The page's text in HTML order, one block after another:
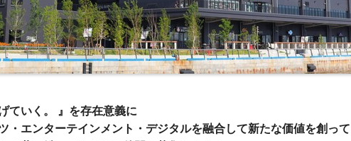
ていく。 』を存在意義に
・エンターテインメント・デジタルを融合して新たな価値を創って